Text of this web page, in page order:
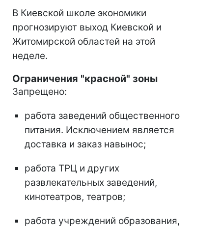
В Киевской школе экономики
прогнозируют выход Киевской и
Житомирской областей на этой
неделе.
Ограничения "красной" зоны
Запрещено:
работа заведений общественного
питания. Исключением является
доставка и заказ навынос;
работа ТРЦ и других
развлекательных заведений,
кинотеатров, театров;
работа учреждений образования,